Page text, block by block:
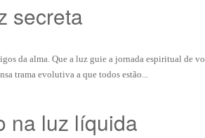
secreta
da alma. Que a luz guie a jornada espiritual de
trama evolutiva a que todos estão...
na luz líquida